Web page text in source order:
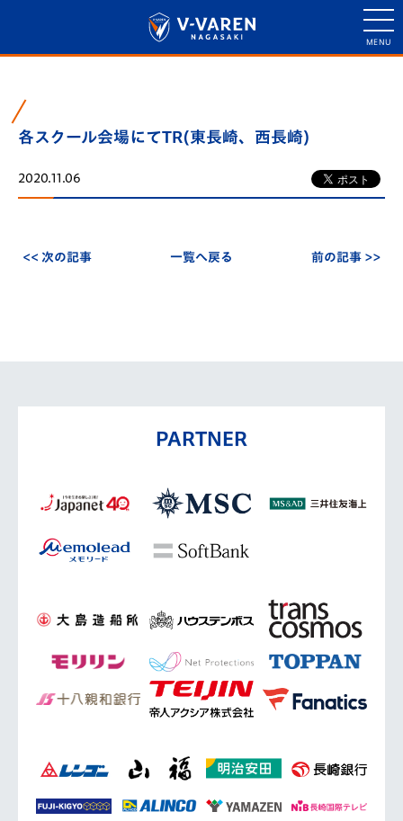
各スクール会場にてTR(東長崎、西長崎)
2020.11.06
<< 次の記事 一覧へ戻る 前の記事 >>
PARTNER